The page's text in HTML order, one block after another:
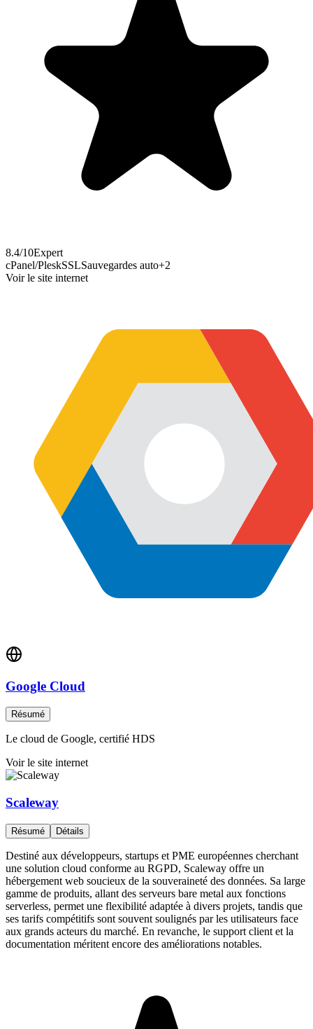
8.4/10Expert
cPanel/PleskSSLSauvegardes auto+2
Voir le site internet
Google Cloud
Résumé
Le cloud de Google, certifié HDS
Voir le site internet
Scaleway
Résumé Détails
Destiné aux développeurs, startups et PME européennes cherchant
une solution cloud conforme au RGPD, Scaleway offre un
hébergement web soucieux de la souveraineté des données. Sa large
gamme de produits, allant des serveurs bare metal aux fonctions
serverless, permet une flexibilité adaptée à divers projets, tandis que
ses tarifs compétitifs sont souvent soulignés par les utilisateurs face
aux grands acteurs du marché. En revanche, le support client et la
documentation méritent encore des améliorations notables.